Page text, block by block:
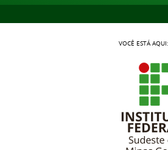
VOCÊ ESTÁ AQUI: